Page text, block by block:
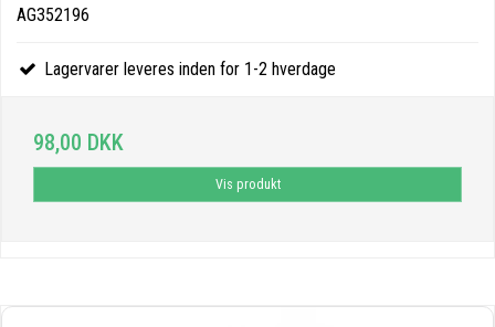
AG352196
Lagervarer leveres inden for 1-2 hverdage
98,00 DKK
Vis produkt